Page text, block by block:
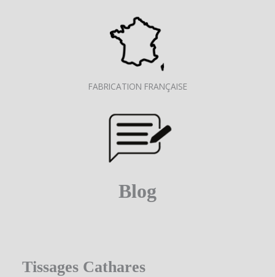
FABRICATION FRANÇAISE
Blog
Tissages Cathares